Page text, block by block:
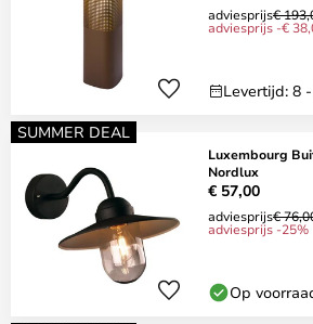
adviesprijs€
adviesprijs -€
Levertijd: 8
SUMMER DEAL
Luxembourg Buiten
Nordlux
€ 57,00
adviesprijs€
adviesprijs -25%
Op